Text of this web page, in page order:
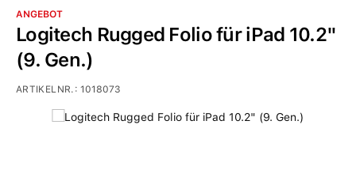
Bildergalerie überspringen
ANGEBOT
Logitech Rugged Folio für iPad 10.2"
(9. Gen.)
ARTIKELNR.:1018073